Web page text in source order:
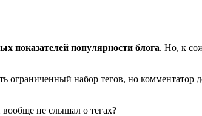
показателей популярности блога. Но, к
ограниченный набор тегов, но
вообще не слышал о тегах?